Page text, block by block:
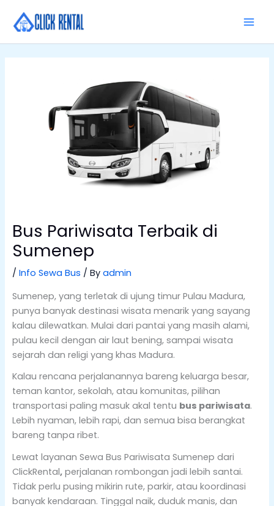
Bus Pariwisata Terbaik di
Sumenep
/ Info Sewa Bus / By admin
Sumenep, yang terletak di ujung timur Pulau Madura,
punya banyak destinasi wisata menarik yang sayang
kalau dilewatkan. Mulai dari pantai yang masih alami,
pulau kecil dengan air laut bening, sampai wisata
sejarah dan religi yang khas Madura.
Kalau rencana perjalanannya bareng keluarga besar,
teman kantor, sekolah, atau komunitas, pilihan
transportasi paling masuk akal tentu bus pariwisata.
Lebih nyaman, lebih rapi, dan semua bisa berangkat
bareng tanpa ribet.
Lewat layanan Sewa Bus Pariwisata Sumenep dari
ClickRental,perjalanan rombongan jadi lebih santai.
Tidak perlu pusing mikirin rute, parkir, atau koordinasi
banyak kendaraan. Tinggal naik, duduk manis, dan